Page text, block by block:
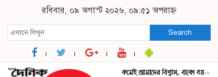
রবিবার, ০৯ অগাস্ট ২০২৬, ০৯:৫১ অপরাহ্ন
Search